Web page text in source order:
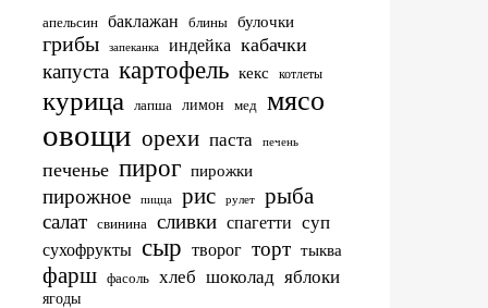
апельсин баклажан блины булочки
грибы запеканка индейка кабачки
капуста картофель кекс котлеты
курица лапша лимон мед мясо
овощи орехи паста печень
печенье пирог пирожки
пирожное пицца рис рулет рыба
салат свинина сливки спагетти суп
сухофрукты сыр творог торт тыква
фарш фасоль хлеб шоколад яблоки
ягоды